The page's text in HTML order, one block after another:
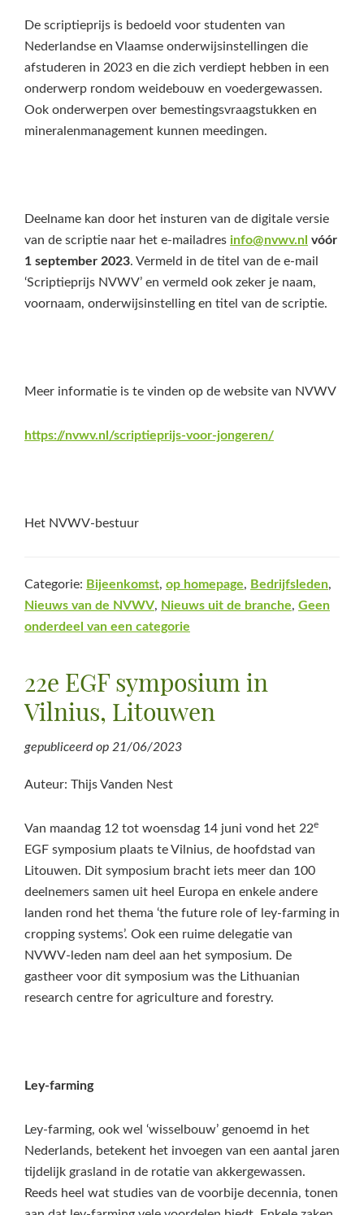
De scriptieprijs is bedoeld voor studenten van
Nederlandse en Vlaamse onderwijsinstellingen die
afstuderen in 2023 en die zich verdiept hebben in een
onderwerp rondom weidebouw en voedergewassen.
Ook onderwerpen over bemestingsvraagstukken en
mineralenmanagement kunnen meedingen.
Deelname kan door het insturen van de digitale versie
van de scriptie naar het e-mailadres info@nvwv.nl vóór
1 september 2023. Vermeld in de titel van de e-mail
‘Scriptieprijs NVWV’ en vermeld ook zeker je naam,
voornaam, onderwijsinstelling en titel van de scriptie.
Meer informatie is te vinden op de website van NVWV
https://nvwv.nl/scriptieprijs-voor-jongeren/
Het NVWV-bestuur
Categorie: Bijeenkomst, op homepage, Bedrijfsleden,
Nieuws van de NVWV, Nieuws uit de branche, Geen
onderdeel van een categorie
22e EGF symposium in
Vilnius, Litouwen
gepubliceerd op 21/06/2023
Auteur: Thijs Vanden Nest
Van maandag 12 tot woensdag 14 juni vond het 22e
EGF symposium plaats te Vilnius, de hoofdstad van
Litouwen. Dit symposium bracht iets meer dan 100
deelnemers samen uit heel Europa en enkele andere
landen rond het thema ‘the future role of ley-farming in
cropping systems’. Ook een ruime delegatie van
NVWV-leden nam deel aan het symposium. De
gastheer voor dit symposium was the Lithuanian
research centre for agriculture and forestry.
Ley-farming
Ley-farming, ook wel ‘wisselbouw’ genoemd in het
Nederlands, betekent het invoegen van een aantal jaren
tijdelijk grasland in de rotatie van akkergewassen.
Reeds heel wat studies van de voorbije decennia, tonen